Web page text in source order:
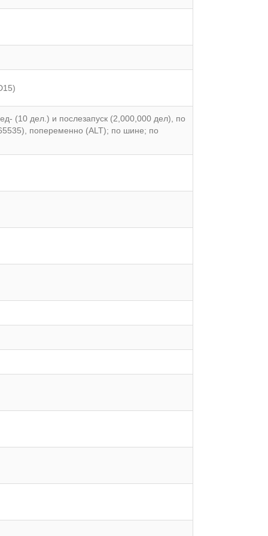
(10 дел.) и послезапуск (2,000,000 дел), по
попеременно (ALT); по шине; по